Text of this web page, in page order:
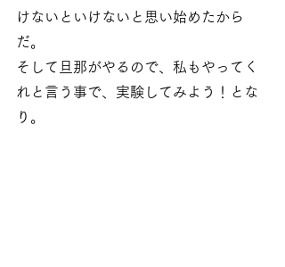
けないといけないと思い始めたから
だ。
そして旦那がやるので、私もやってく
れと言う事で、実験してみよう！とな
り。